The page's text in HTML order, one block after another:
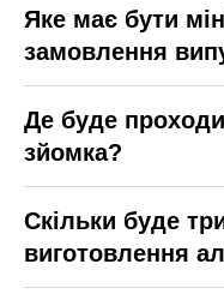
Яке має бути
замовлення
Де буде
зйомка?
Скільки буде
виготовлення